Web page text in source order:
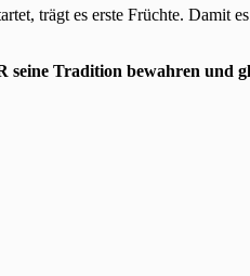
trägt es erste Früchte. Damit
seine Tradition bewahren und